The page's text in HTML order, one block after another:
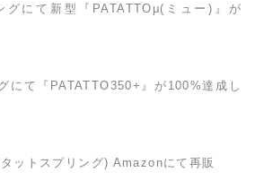
グにて新型『PATATTOμ(ミュー)』が
にて『PATATTO350+』が100%達成し
ットスプリング) Amazonにて再販